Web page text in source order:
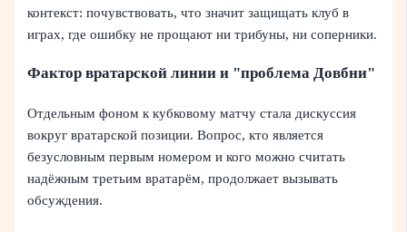
контекст: почувствовать, что значит защищать клуб в
играх, где ошибку не прощают ни трибуны, ни соперники.
Фактор вратарской линии и "проблема Довбни"
Отдельным фоном к кубковому матчу стала дискуссия
вокруг вратарской позиции. Вопрос, кто является
безусловным первым номером и кого можно считать
надёжным третьим вратарём, продолжает вызывать
обсуждения.